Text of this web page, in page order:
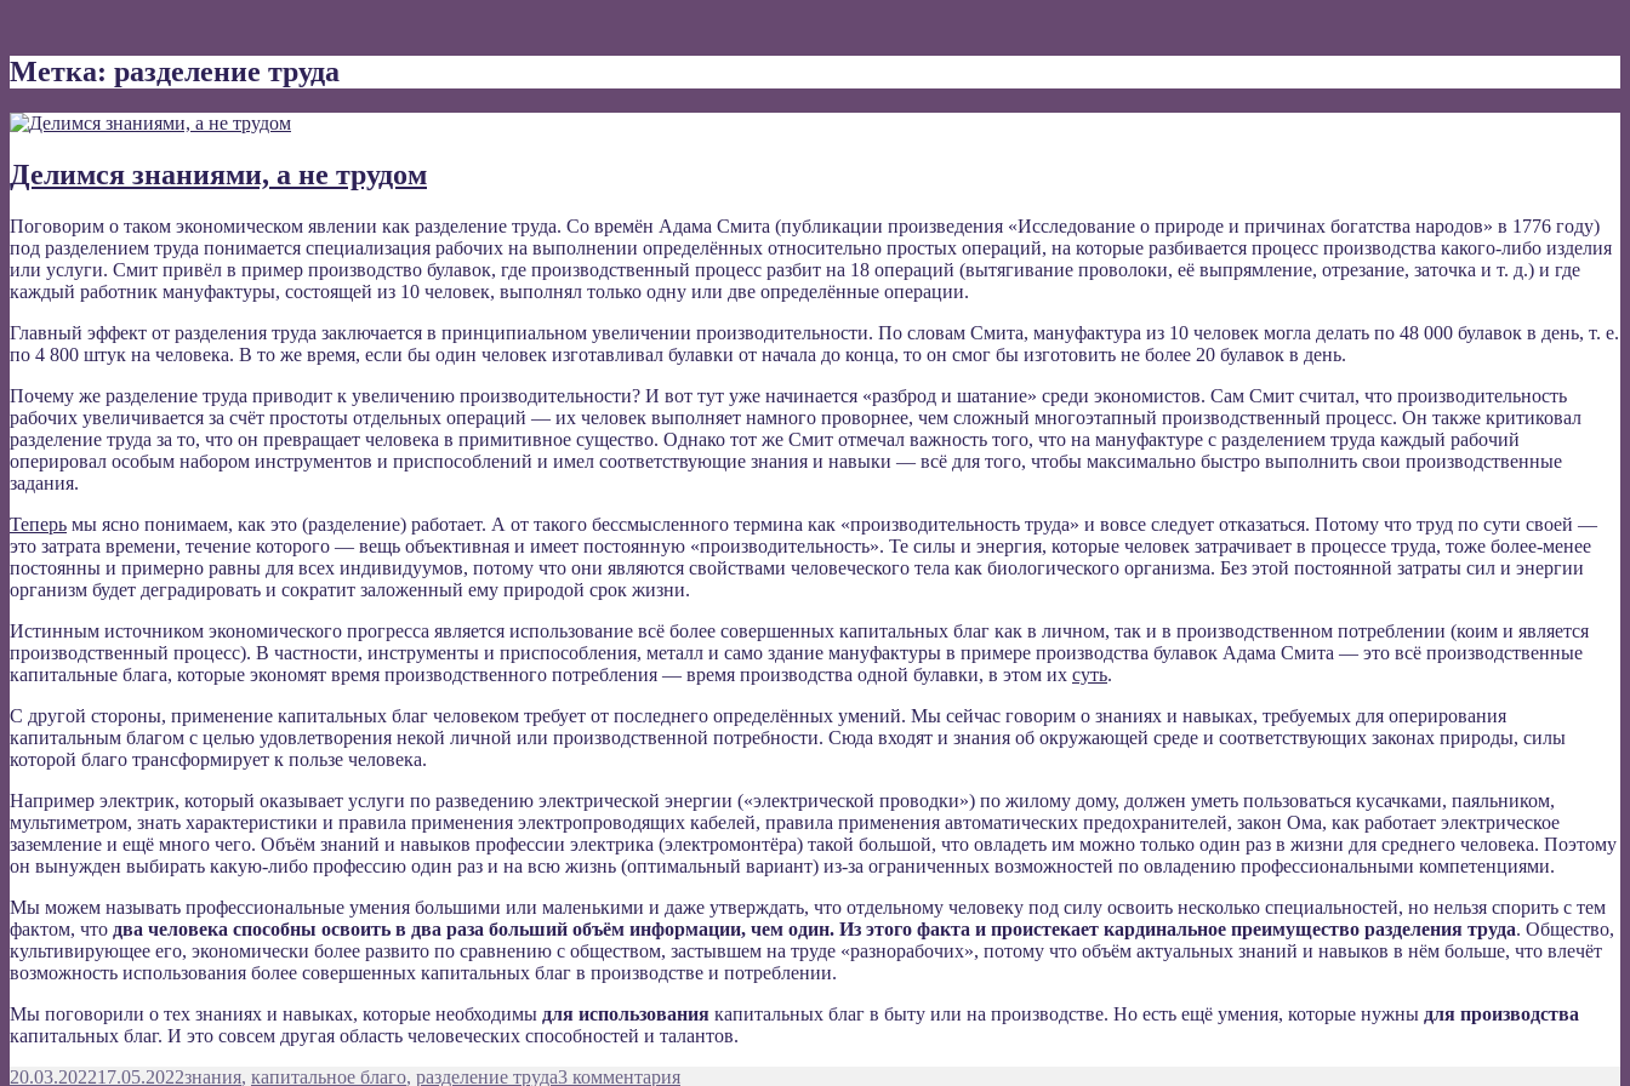
Метка: разделение труда
Делимся знаниями, а не трудом
Поговорим о таком экономическом явлении как разделение труда. Со времён Адама Смита (публикации произведения «Исследование о природе и причинах богатства народов» в 1776 году)
под разделением труда понимается специализация рабочих на выполнении определённых относительно простых операций, на которые разбивается процесс производства какого-либо изделия
или услуги. Смит привёл в пример производство булавок, где производственный процесс разбит на 18 операций (вытягивание проволоки, её выпрямление, отрезание, заточка и т. д.) и где
каждый работник мануфактуры, состоящей из 10 человек, выполнял только одну или две определённые операции.
Главный эффект от разделения труда заключается в принципиальном увеличении производительности. По словам Смита, мануфактура из 10 человек могла делать по 48 000 булавок в день, т. е.
по 4 800 штук на человека. В то же время, если бы один человек изготавливал булавки от начала до конца, то он смог бы изготовить не более 20 булавок в день.
Почему же разделение труда приводит к увеличению производительности? И вот тут уже начинается «разброд и шатание» среди экономистов. Сам Смит считал, что производительность
рабочих увеличивается за счёт простоты отдельных операций — их человек выполняет намного проворнее, чем сложный многоэтапный производственный процесс. Он также критиковал
разделение труда за то, что он превращает человека в примитивное существо. Однако тот же Смит отмечал важность того, что на мануфактуре с разделением труда каждый рабочий
оперировал особым набором инструментов и приспособлений и имел соответствующие знания и навыки — всё для того, чтобы максимально быстро выполнить свои производственные
задания.
Теперь мы ясно понимаем, как это (разделение) работает. А от такого бессмысленного термина как «производительность труда» и вовсе следует отказаться. Потому что труд по сути своей —
это затрата времени, течение которого — вещь объективная и имеет постоянную «производительность». Те силы и энергия, которые человек затрачивает в процессе труда, тоже более-менее
постоянны и примерно равны для всех индивидуумов, потому что они являются свойствами человеческого тела как биологического организма. Без этой постоянной затраты сил и энергии
организм будет деградировать и сократит заложенный ему природой срок жизни.
Истинным источником экономического прогресса является использование всё более совершенных капитальных благ как в личном, так и в производственном потреблении (коим и является
производственный процесс). В частности, инструменты и приспособления, металл и само здание мануфактуры в примере производства булавок Адама Смита — это всё производственные
капитальные блага, которые экономят время производственного потребления — время производства одной булавки, в этом их суть.
С другой стороны, применение капитальных благ человеком требует от последнего определённых умений. Мы сейчас говорим о знаниях и навыках, требуемых для оперирования
капитальным благом с целью удовлетворения некой личной или производственной потребности. Сюда входят и знания об окружающей среде и соответствующих законах природы, силы
которой благо трансформирует к пользе человека.
Например электрик, который оказывает услуги по разведению электрической энергии («электрической проводки») по жилому дому, должен уметь пользоваться кусачками, паяльником,
мультиметром, знать характеристики и правила применения электропроводящих кабелей, правила применения автоматических предохранителей, закон Ома, как работает электрическое
заземление и ещё много чего. Объём знаний и навыков профессии электрика (электромонтёра) такой большой, что овладеть им можно только один раз в жизни для среднего человека. Поэтому
он вынужден выбирать какую-либо профессию один раз и на всю жизнь (оптимальный вариант) из-за ограниченных возможностей по овладению профессиональными компетенциями.
Мы можем называть профессиональные умения большими или маленькими и даже утверждать, что отдельному человеку под силу освоить несколько специальностей, но нельзя спорить с тем
фактом, что два человека способны освоить в два раза больший объём информации, чем один. Из этого факта и проистекает кардинальное преимущество разделения труда. Общество,
культивирующее его, экономически более развито по сравнению с обществом, застывшем на труде «разнорабочих», потому что объём актуальных знаний и навыков в нём больше, что влечёт
возможность использования более совершенных капитальных благ в производстве и потреблении.
Мы поговорили о тех знаниях и навыках, которые необходимы для использования капитальных благ в быту или на производстве. Но есть ещё умения, которые нужны для производства
капитальных благ. И это совсем другая область человеческих способностей и талантов.
Опубликовано
20.03.202217.05.2022Метки
знания, капитальное благо, разделение труда3 комментарияк